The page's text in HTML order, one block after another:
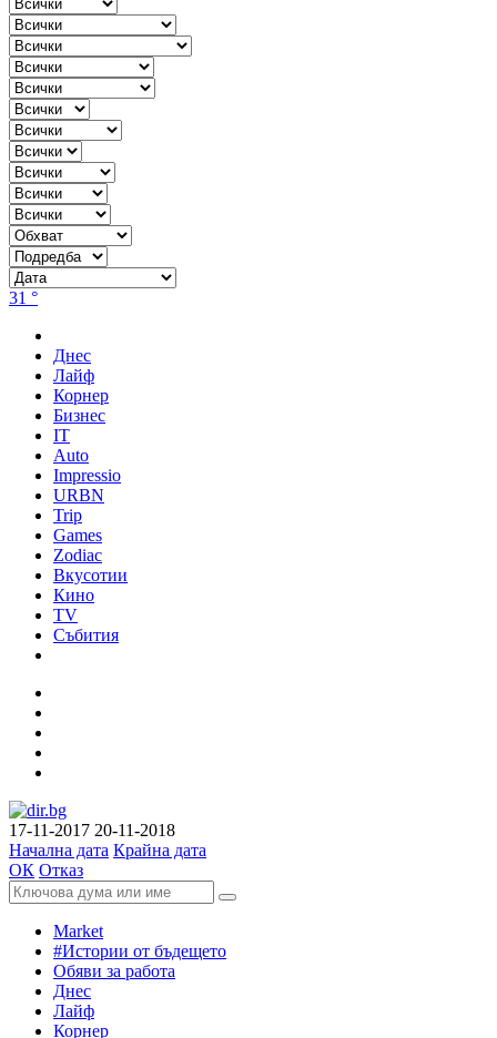
31 °
Днес
Лайф
Корнер
Бизнес
IT
Auto
Impressio
URBN
Trip
Games
Zodiac
Вкусотии
Кино
TV
Събития
17-11-2017 20-11-2018
Начална дата Крайна дата
ОК Отказ
Market
#Истории от бъдещето
Обяви за работа
Днес
Лайф
Корнер